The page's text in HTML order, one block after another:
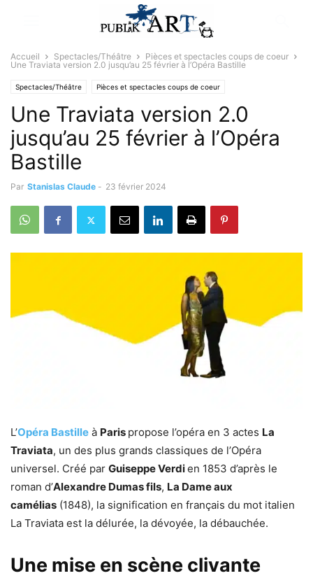
Accueil Spectacles/Théâtre
Pièces et spectacles coups de coeur
Une Traviata version 2.0 jusqu’au 25 février à l’Opéra Bastille
Spectacles/Théâtre Pièces et spectacles coups de coeur
Une Traviata version 2.0
jusqu’au 25 février à l’Opéra
Bastille
Par Stanislas Claude - 23 février 2024
L’Opéra Bastille à Paris propose l’opéra en 3 actes La
Traviata, un des plus grands classiques de l’Opéra
universel. Créé par Guiseppe Verdien 1853 d’après le
roman d’Alexandre Dumas fils, La Dame aux
camélias (1848), la signification en français du mot italien
La Traviata est la délurée, la dévoyée, la débauchée.
Une mise en scène clivante